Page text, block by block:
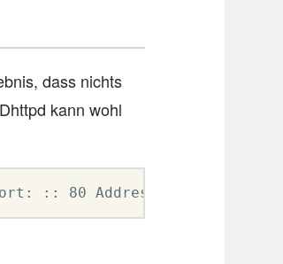
dass nichts
kann wohl
:: 80 Address already in use